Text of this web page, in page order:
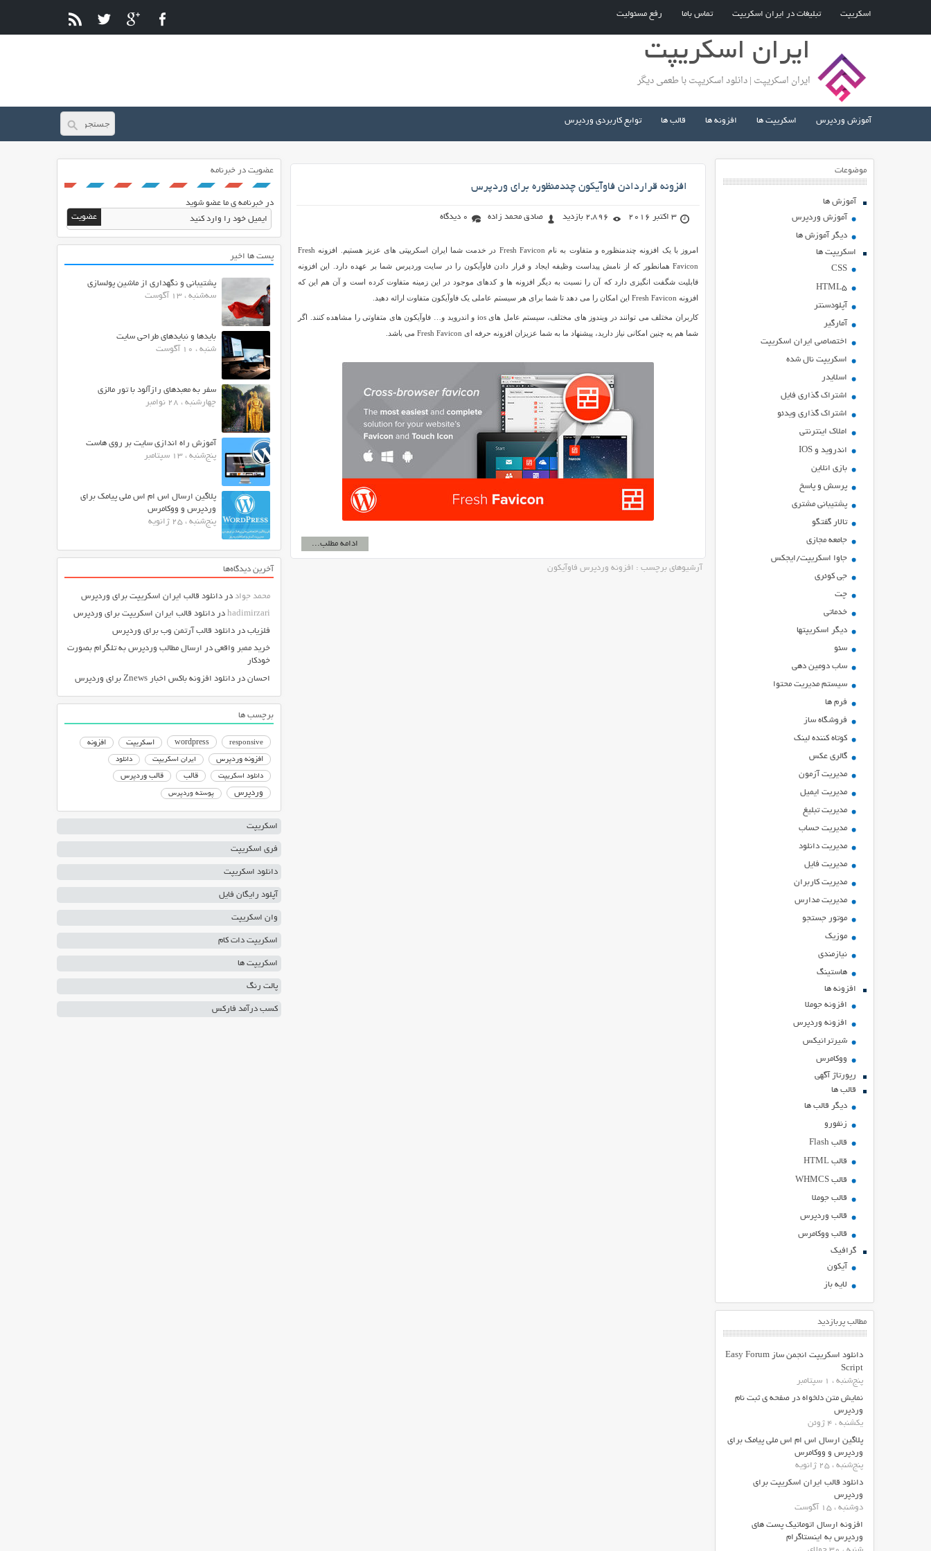
اسکریپت تبلیغات در ایران اسکریپت تماس باما رفع مسئولیت
ایران اسکریپت
ایران اسکریپت | دانلود اسکریپت با طعمی دیگر
آموزش وردپرس اسکریپت ها افزونه ها قالب ها توابع کاربردی وردپرس
موضوعات
آموزش ها
آموزش وردپرس
دیگر آموزش ها
اسکریپت ها
CSS
HTML5
آپلودسنتر
آمارگیر
اختصاصی ایران اسکریپت
اسکریپت نال شده
اسلایدر
اشتراك گذاري فايل
اشتراک گذاری ویدئو
املاک اینترنتی
اندروید و IOS
بازي انلاين
پرسش و پاسخ
پشتیبانی مشتری
تالار گفتگو
جامعه مجازی
جاوا اسکریپت/ایجکس
جی کوئری
چت
خدماتی
ديگر اسكريپتها
سئو
ساب دومین دهی
سیستم مدیریت محتوا
فرم ها
فروشگاه ساز
کوتاه کننده لینک
گالری عکس
مدیریت آزمون
مدیریت ایمیل
مدیریت تبلیغ
مدیریت حساب
مدیریت دانلود
مدیریت فایل
مدیریت کاربران
مدیریت مدارس
موتور جستجو
موزیک
نیازمندی
هاستينگ
افزونه ها
افزونه جوملا
افزونه وردپرس
شیرترانیکس
ووکامرس
رپورتاژ آگهی
قالب ها
دیگر قالب ها
زنفورو
قالب Flash
قالب HTML
قالب WHMCS
قالب جوملا
قالب وردپرس
قالب ووکامرس
گرافیک
آیکون
لایه باز
مطالب پربازدید
دانلود اسکریپت انجمن ساز Easy Forum
Script
پنج‌شنبه ، 1 سپتامبر
نمایش متن دلخواه در صفحه ی ثبت نام
وردپرس
یکشنبه ، 4 ژوئن
پلاگین ارسال اس ام اس ملی پیامک برای
وردپرس و ووکامرس
پنج‌شنبه ، 25 ژانویه
دانلود قالب ایران اسکریپت برای
وردپرس
دوشنبه ، 15 آگوست
افزونه ارسال اتوماتیک پست های
وردپرس به اینستاگرام
افزونه قراردادن فاوآیکون چندمنظوره برای وردپرس
3 اکتبر 2016 2,896 بازدید صادق محمد زاده 0 دیدگاه
امروز با یک افزونه چندمنظوره و متفاوت به نام Fresh Favicon در خدمت شما ایران اسکریپتی های عزیز هستیم. افزونه Fresh
Favicon همانطور که از نامش پیداست وظیفه ایجاد و قرار دادن فاوآیکون را در سایت وردپرس شما بر عهده دارد. این افزونه
قابلیت شگفت انگیزی دارد که آن را نسبت به دیگر افزونه ها و کدهای موجود در این زمینه متفاوت کرده است و آن هم این که
افزونه Fresh Favicon این امکان را می دهد تا شما برای هر سیستم عاملی یک فاوآیکون متفاوت ارائه دهید.
کاربران مختلف می توانند در ویندوز های مختلف، سیستم عامل های ios و اندروید و… فاوآیکون های متفاوتی را مشاهده کنند. اگر
شما هم یه چنین امکانی نیاز دارید، پیشنهاد ما به شما عزیزان افزونه حرفه ای Fresh Favicon می باشد.
ادامه مطلب...
آرشیوهای برچسب : افزونه وردپرس فاوآیکون
عضویت در خبرنامه
در خبرنامه ی ما عضو شوید
پست ها اخیر
پشتیبانی و نگهداری از ماشین پولسازی
سه‌شنبه ، 13 آگوست
بایدها و نبایدهای طراحی سایت
شنبه ، 10 آگوست
سفر به معبدهای رازآلود با تور مالزی
چهارشنبه ، 28 نوامبر
آموزش راه اندازی سایت بر روی هاست
پنج‌شنبه ، 13 سپتامبر
پلاگین ارسال اس ام اس ملی پیامک برای
وردپرس و ووکامرس
پنج‌شنبه ، 25 ژانویه
آخرین دیدگاه‌ها
محمد جواد در دانلود قالب ایران اسکریپت برای وردپرس
hadimirzari در دانلود قالب ایران اسکریپت برای وردپرس
فلزیاب در دانلود قالب آرتمن وب برای وردپرس
خرید ممبر واقعی در ارسال مطالب وردپرس به تلگرام بصورت
خودکار
احسان در دانلود افزونه باکس اخبار Znews برای وردپرس
برچسب ها
responsive
wordpress اسکریپت
افزونه
افزونه وردپرس
ایران اسکریپت دانلود
دانلود اسکریپت قالب قالب وردپرس
وردپرس پوسته وردپرس
اسکریپت
فری اسکریپت
دانلود اسکریپت
آپلود رایگان فایل
وان اسکریپت
اسکریپت دات کام
اسکریپت ها
پالت رنگ
کسب درآمد فارکس